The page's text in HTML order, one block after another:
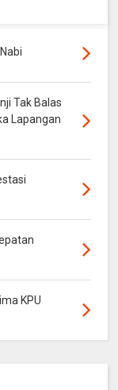
Tak Balas
Lapangan
KPU